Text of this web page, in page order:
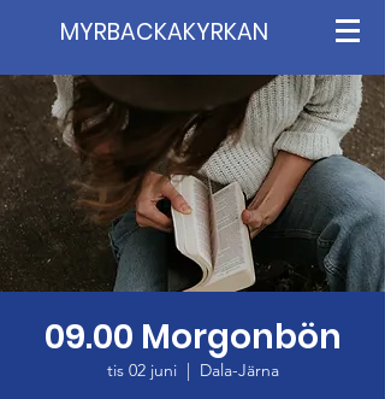
MYRBACKAKYRKAN
09.00 Morgonbön
tis 02 juni
  |
Dala-Järna